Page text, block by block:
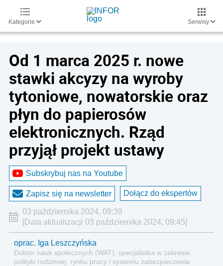
Kategorie Serwisy
Od 1 marca 2025 r. nowe
stawki akcyzy na wyroby
tytoniowe, nowatorskie oraz
płyn do papierosów
elektronicznych. Rząd
przyjął projekt ustawy
Subskrybuj nas na Youtube
Zapisz się na newsletter Dołącz do ekspertów
03 października 2024, 09:39
[Data aktualizacji 03 października 2024, 09:45]
oprac. Iga Leszczyńska
Doktor nauk społecznych (WAT), specjalistka w zakresie
polityki rodzinnej, rynku pracy i systemu zabezpieczenia